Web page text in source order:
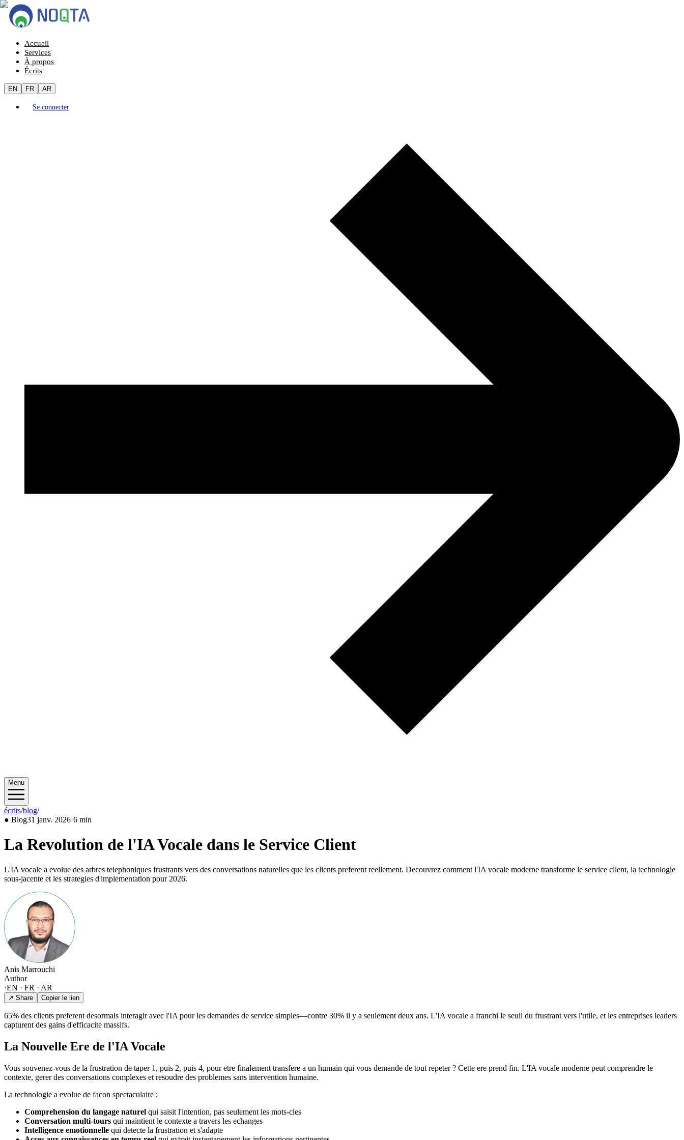
Accueil
Services
À propos
Écrits
EN FR AR
Se connecter
Menu
écrits/blog/2026/01
● Blog31 janv. 2026·6 min
La Revolution de l'IA Vocale dans le Service Client
L'IA vocale a evolue des arbres telephoniques frustrants vers des conversations naturelles que les clients preferent reellement. Decouvrez comment l'IA vocale moderne transforme le service client, la technologie
sous-jacente et les strategies d'implementation pour 2026.
Anis Marrouchi
Author
·EN · FR · AR
↗ Share Copier le lien
65% des clients preferent desormais interagir avec l'IA pour les demandes de service simples—contre 30% il y a seulement deux ans. L'IA vocale a franchi le seuil du frustrant vers l'utile, et les entreprises leaders
capturent des gains d'efficacite massifs.
La Nouvelle Ere de l'IA Vocale
Vous souvenez-vous de la frustration de taper 1, puis 2, puis 4, pour etre finalement transfere a un humain qui vous demande de tout repeter ? Cette ere prend fin. L'IA vocale moderne peut comprendre le
contexte, gerer des conversations complexes et resoudre des problemes sans intervention humaine.
La technologie a evolue de facon spectaculaire :
Comprehension du langage naturel qui saisit l'intention, pas seulement les mots-cles
Conversation multi-tours qui maintient le contexte a travers les echanges
Intelligence emotionnelle qui detecte la frustration et s'adapte